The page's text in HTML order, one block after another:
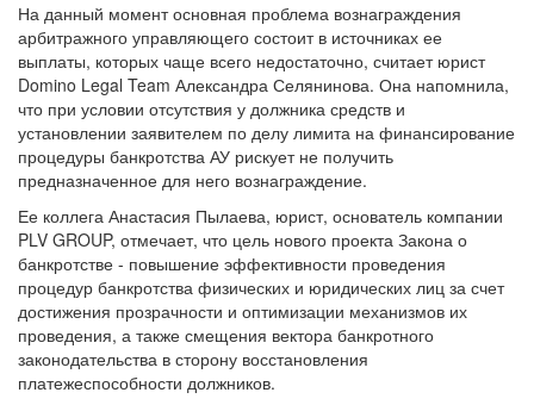
На данный момент основная проблема вознаграждения
арбитражного управляющего состоит в источниках ее
выплаты, которых чаще всего недостаточно, считает юрист
Domino Legal Team Александра Селянинова. Она напомнила,
что при условии отсутствия у должника средств и
установлении заявителем по делу лимита на финансирование
процедуры банкротства АУ рискует не получить
предназначенное для него вознаграждение.
Ее коллега Анастасия Пылаева, юрист, основатель компании
PLV GROUP, отмечает, что цель нового проекта Закона о
банкротстве - повышение эффективности проведения
процедур банкротства физических и юридических лиц за счет
достижения прозрачности и оптимизации механизмов их
проведения, а также смещения вектора банкротного
законодательства в сторону восстановления
платежеспособности должников.